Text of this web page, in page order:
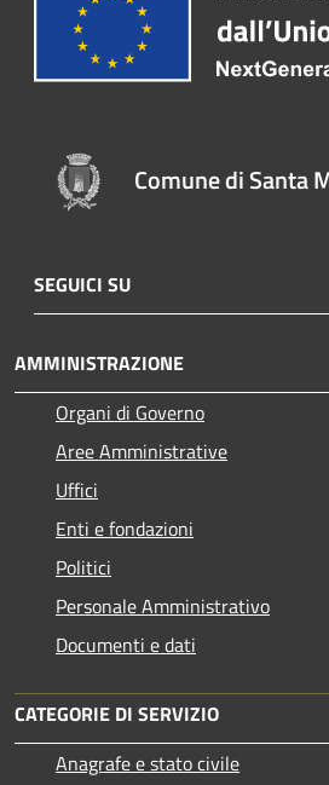
Comune di Santa
SEGUICI SU
AMMINISTRAZIONE
Organi di Governo
Aree Amministrative
Uffici
Enti e fondazioni
Politici
Personale Amministrativo
Documenti e dati
CATEGORIE DI SERVIZIO
Anagrafe e stato civile